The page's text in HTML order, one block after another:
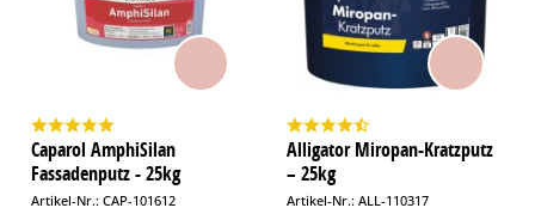
Caparol AmphiSilan
Fassadenputz - 25kg
Artikel-Nr.: CAP-101612
Alligator Miropan-Kratzputz
– 25kg
Artikel-Nr.: ALL-110317